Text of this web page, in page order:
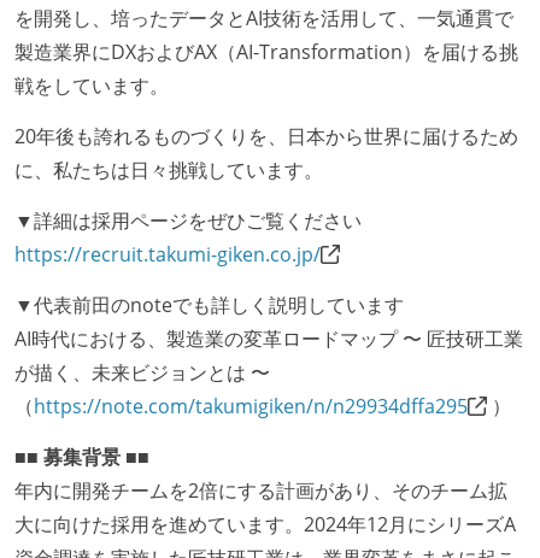
を開発し、培ったデータとAI技術を活用して、一気通貫で
製造業界にDXおよびAX（AI-Transformation）を届ける挑
戦をしています。
20年後も誇れるものづくりを、日本から世界に届けるため
に、私たちは日々挑戦しています。
▼詳細は採用ページをぜひご覧ください
https://recruit.takumi-giken.co.jp/
▼代表前田のnoteでも詳しく説明しています
AI時代における、製造業の変革ロードマップ 〜 匠技研工業
が描く、未来ビジョンとは 〜
（https://note.com/takumigiken/n/n29934dffa295
）
■■ 募集背景 ■■
年内に開発チームを2倍にする計画があり、そのチーム拡
大に向けた採用を進めています。2024年12月にシリーズA